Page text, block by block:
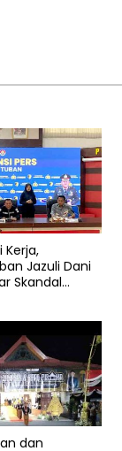
Kerja,
Jazuli Dani
Skandal
dan